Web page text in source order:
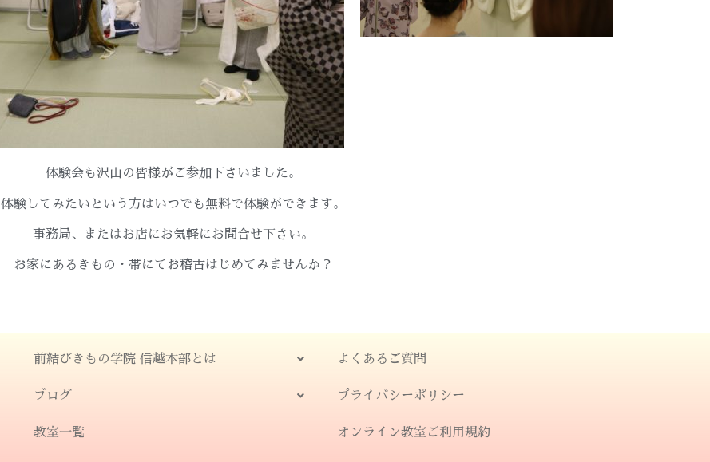
体験会も沢山の皆様がご参加下さいました。
体験してみたいという方はいつでも無料で体験ができます。
事務局、またはお店にお気軽にお問合せ下さい。
お家にあるきもの・帯にてお稽古はじめてみませんか？
前結びきもの学院 信越本部とは
ブログ
教室一覧
よくあるご質問
プライバシーポリシー
オンライン教室ご利用規約